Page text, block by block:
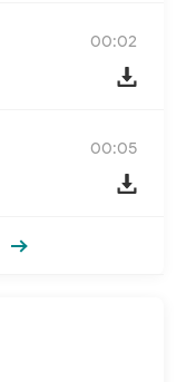
00:02
00:05